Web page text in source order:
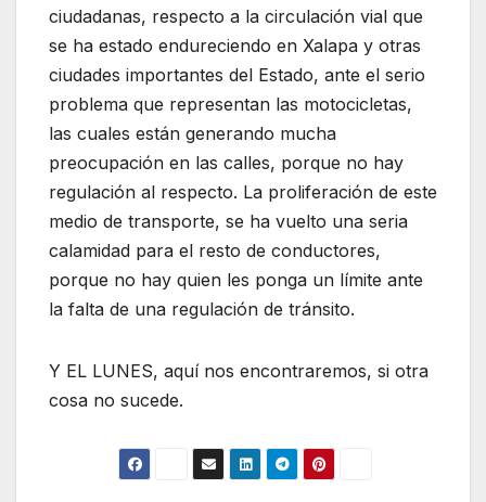
ciudadanas, respecto a la circulación vial que
se ha estado endureciendo en Xalapa y otras
ciudades importantes del Estado, ante el serio
problema que representan las motocicletas,
las cuales están generando mucha
preocupación en las calles, porque no hay
regulación al respecto. La proliferación de este
medio de transporte, se ha vuelto una seria
calamidad para el resto de conductores,
porque no hay quien les ponga un límite ante
la falta de una regulación de tránsito.
Y EL LUNES, aquí nos encontraremos, si otra
cosa no sucede.